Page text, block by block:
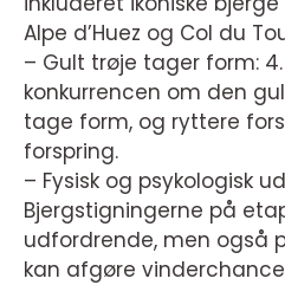
Alpe d’Huez og Col du
– Gult trøje tager form:
konkurrencen om den
tage form, og ryttere
forspring.
– Fysisk og psykologisk
Bjergstigningerne på
udfordrende, men også
kan afgøre